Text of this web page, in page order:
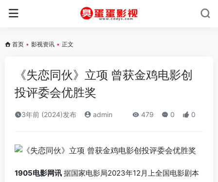
首页 • 影视资讯 • 正文
《失恋同伙》立项 曾获金鸡电影创
投评委会优胜奖
3年前 (2024)发布 admin 479 0 0
1905电影网讯 据国家电影局2023年12月上全国电影剧本